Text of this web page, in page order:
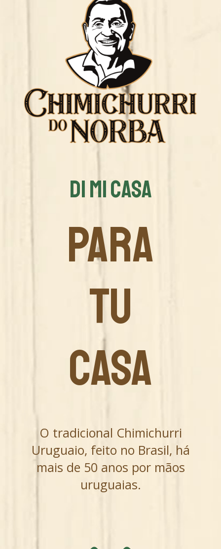
DI MI CASA
PARA
TU
CASA
O tradicional Chimichurri
Uruguaio, feito no Brasil, há
mais de 50 anos por mãos
uruguaias.